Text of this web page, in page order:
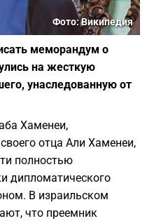
Фото: Википедия
меморандум о
на жесткую
унаследованную от
Хаменеи,
отца Али Хаменеи,
полностью
дипломатического
В израильском
что преемник